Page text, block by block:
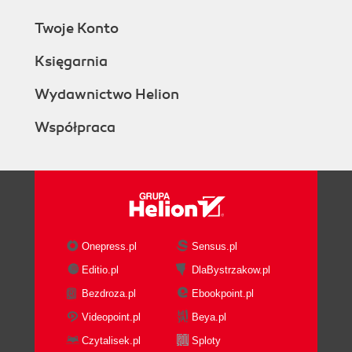
Twoje Konto
Księgarnia
Wydawnictwo Helion
Współpraca
Onepress.pl
Sensus.pl
Editio.pl
DlaBystrzakow.pl
Bezdroza.pl
Ebookpoint.pl
Videopoint.pl
Beya.pl
Czytalisek.pl
Sploty